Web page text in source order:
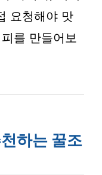
요청해야 맛
를 만들어보
하는 꿀조